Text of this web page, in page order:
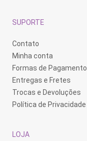
SUPORTE
Contato
Minha conta
Formas de Pagamento
Entregas e Fretes
Trocas e Devoluções
Política de Privacidade
LOJA